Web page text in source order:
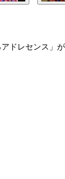
レセンス」